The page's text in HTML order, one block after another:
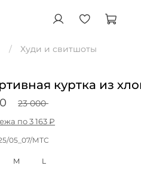
Худи и свитшоты
05_07/МТС
куртка из
23 000
по 3 163 ₽
M L